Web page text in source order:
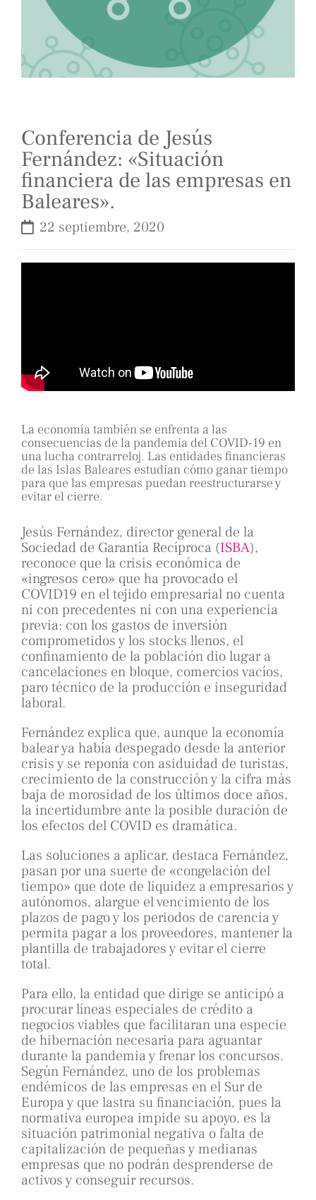
Conferencia de Jesús
Fernández: «Situación
financiera de las empresas en
Baleares».
22 septiembre, 2020
La economía también se enfrenta a las
consecuencias de la pandemia del COVID-19 en
una lucha contrarreloj. Las entidades financieras
de las Islas Baleares estudian cómo ganar tiempo
para que las empresas puedan reestructurarse y
evitar el cierre.
Jesús Fernández, director general de la
Sociedad de Garantía Recíproca (ISBA),
reconoce que la crisis económica de
«ingresos cero» que ha provocado el
COVID19 en el tejido empresarial no cuenta
ni con precedentes ni con una experiencia
previa: con los gastos de inversión
comprometidos y los stocks llenos, el
confinamiento de la población dio lugar a
cancelaciones en bloque, comercios vacíos,
paro técnico de la producción e inseguridad
laboral.
Fernández explica que, aunque la economía
balear ya había despegado desde la anterior
crisis y se reponía con asiduidad de turistas,
crecimiento de la construcción y la cifra más
baja de morosidad de los últimos doce años,
la incertidumbre ante la posible duración de
los efectos del COVID es dramática.
Las soluciones a aplicar, destaca Fernández,
pasan por una suerte de «congelación del
tiempo» que dote de liquidez a empresarios y
autónomos, alargue el vencimiento de los
plazos de pago y los periodos de carencia y
permita pagar a los proveedores, mantener la
plantilla de trabajadores y evitar el cierre
total.
Para ello, la entidad que dirige se anticipó a
procurar líneas especiales de crédito a
negocios viables que facilitaran una especie
de hibernación necesaria para aguantar
durante la pandemia y frenar los concursos.
Según Fernández, uno de los problemas
endémicos de las empresas en el Sur de
Europa y que lastra su financiación, pues la
normativa europea impide su apoyo, es la
situación patrimonial negativa o falta de
capitalización de pequeñas y medianas
empresas que no podrán desprenderse de
activos y conseguir recursos.